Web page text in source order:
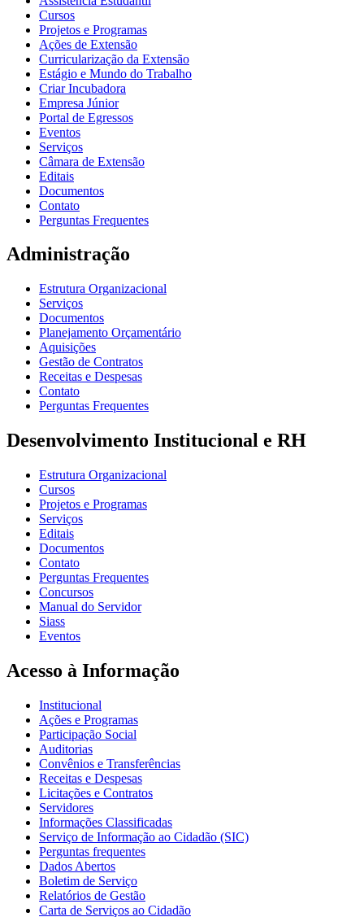
Cursos
Projetos e Programas
Ações de Extensão
Curricularização da Extensão
Estágio e Mundo do Trabalho
Criar Incubadora
Empresa Júnior
Portal de Egressos
Eventos
Serviços
Câmara de Extensão
Editais
Documentos
Contato
Perguntas Frequentes
Administração
Estrutura Organizacional
Serviços
Documentos
Planejamento Orçamentário
Aquisições
Gestão de Contratos
Receitas e Despesas
Contato
Perguntas Frequentes
Desenvolvimento Institucional e RH
Estrutura Organizacional
Cursos
Projetos e Programas
Serviços
Editais
Documentos
Contato
Perguntas Frequentes
Concursos
Manual do Servidor
Siass
Eventos
Acesso à Informação
Institucional
Ações e Programas
Participação Social
Auditorias
Convênios e Transferências
Receitas e Despesas
Licitações e Contratos
Servidores
Informações Classificadas
Serviço de Informação ao Cidadão (SIC)
Perguntas frequentes
Dados Abertos
Boletim de Serviço
Relatórios de Gestão
Carta de Serviços ao Cidadão